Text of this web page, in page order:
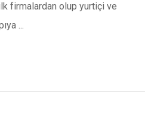
firmalardan olup yurtiçi ve
...